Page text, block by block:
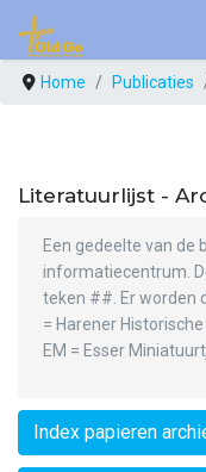
Home Publicaties
Literatuurlijst -
Een gedeelte van de
informatiecentrum.
teken ##. Er worden
= Harener
EM = Esser
Index papieren